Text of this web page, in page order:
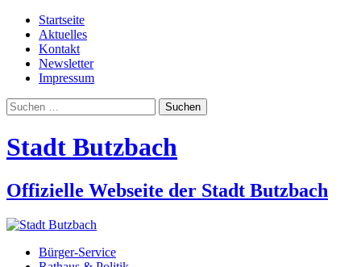
Startseite
Aktuelles
Kontakt
Newsletter
Impressum
Suchen
nach:
Stadt Butzbach
Offizielle Webseite der Stadt Butzbach
Bürger-Service